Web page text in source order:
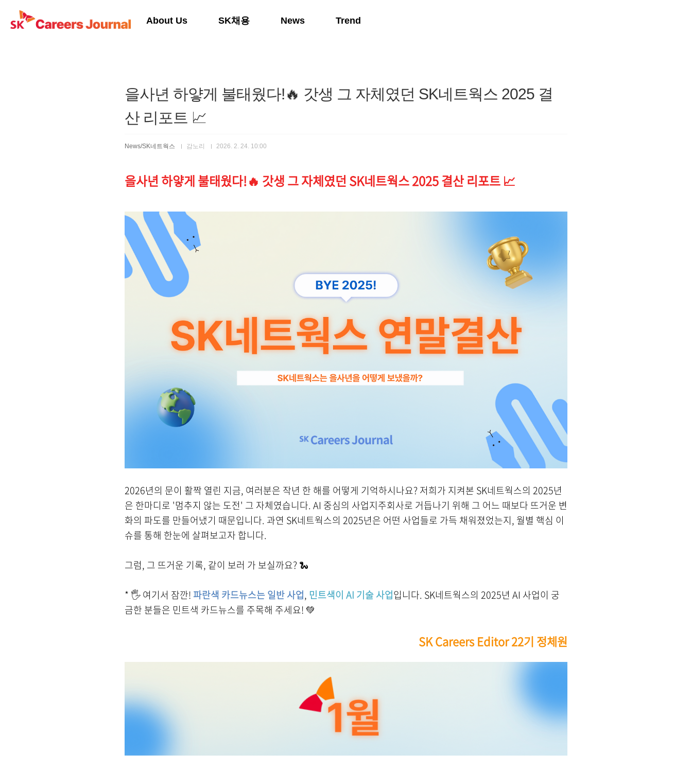
About Us SK채용 News Trend
을사년 하얗게 불태웠다!🔥 갓생 그 자체였던 SK네트웍스 2025 결
산 리포트 📈
News/SK네트웍스 감노리 2026. 2. 24. 10:00
을사년 하얗게 불태웠다!🔥 갓생 그 자체였던 SK네트웍스 2025 결산 리포트 📈
2026년의 문이 활짝 열린 지금, 여러분은 작년 한 해를 어떻게 기억하시나요? 저희가 지켜본 SK네트웍스의 2025년
은 한마디로 '멈추지 않는 도전' 그 자체였습니다. AI 중심의 사업지주회사로 거듭나기 위해 그 어느 때보다 뜨거운 변
화의 파도를 만들어냈기 때문입니다. 과연 SK네트웍스의 2025년은 어떤 사업들로 가득 채워졌었는지, 월별 핵심 이
슈를 통해 한눈에 살펴보고자 합니다.
그럼, 그 뜨거운 기록, 같이 보러 가 보실까요? 🐍
* 🖐️ 여기서 잠깐! 파란색 카드뉴스는 일반 사업, 민트색이 AI 기술 사업입니다. SK네트웍스의 2025년 AI 사업이 궁
금한 분들은 민트색 카드뉴스를 주목해 주세요! 💚
SK Careers Editor 22기 정체원